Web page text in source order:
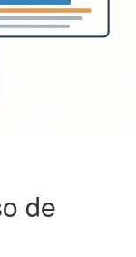
de